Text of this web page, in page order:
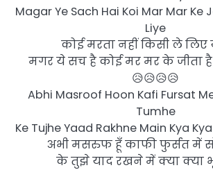
Magar Ye Sach Hai Koi Mar Mar Ke
Liye
कोई मरता नहीं किसी ले
मगर ये सच है कोई मर मर के जीता
😥😥😥😥
Abhi Masroof Hoon Kafi Fursat
Tumhe
Ke Tujhe Yaad Rakhne Main Kya
अभी मसरुफ हूँ काफी फुर्सत में
के तुझे याद रखने में क्या क्या